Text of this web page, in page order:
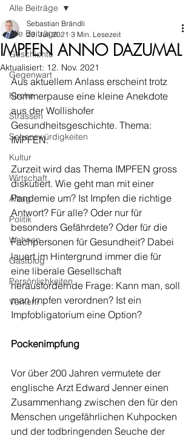
Alle Beiträge
Geschichte
Gegenwart
Kirche
Strassen
Sehenswürdigkeiten
Kultur
Wirtschaft
Alltag
Politik
Wohnen
Gastblog
Persönlichkeiten
Verkehr
Alle Beiträge
IMPFEN ANNO DAZUMAL
Sebastian Brändli
23. Juli 2021 3 Min. Lesezeit
Aktualisiert: 12. Nov. 2021
Aus aktuellem Anlass erscheint trotz
Sommerpause eine kleine Anekdote
aus der Wollishofer
Gesundheitsgeschichte. Thema:
IMPFEN.
Zurzeit wird das Thema IMPFEN gross
diskutiert. Wie geht man mit einer
Pandemie um? Ist Impfen die richtige
Antwort? Für alle? Oder nur für
besonders Gefährdete? Oder für die
Fachpersonen für Gesundheit? Dabei
lauert im Hintergrund immer die für
eine liberale Gesellschaft
herausfordernde Frage: Kann man, soll
man Impfen verordnen? Ist ein
Impfobligatorium eine Option?
Pockenimpfung
Vor über 200 Jahren vermutete der
englische Arzt Edward Jenner einen
Zusammenhang zwischen den für den
Menschen ungefährlichen Kuhpocken
und der todbringenden Seuche der